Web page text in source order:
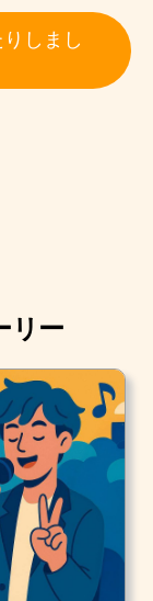
しまし
リー